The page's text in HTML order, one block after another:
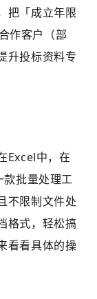
把「成立年限
作客户（部
升投标资料专
Excel中，在
批量处理工
不限制文件处
格式，轻松搞
看看具体的操